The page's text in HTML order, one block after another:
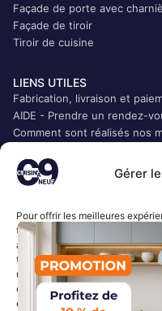
Gérer
Pour offrir les meilleures
telles que les cookies pour
appareils. Le fait de consentir à
traiter des données telles que
uniques sur ce site. Le fait de
consentement peut avoir un
et fonctions.
Façade de porte avec
Façade de tiroir
Tiroir de cuisine
LIENS UTILES
Fabrication, livraison et
AIDE - Prendre un rendez-
Comment sont réalisés nos
CGV
Mentions légales
Plan du site
Accès Presse
LIENS RAPIDES
Accueil
Mon compte